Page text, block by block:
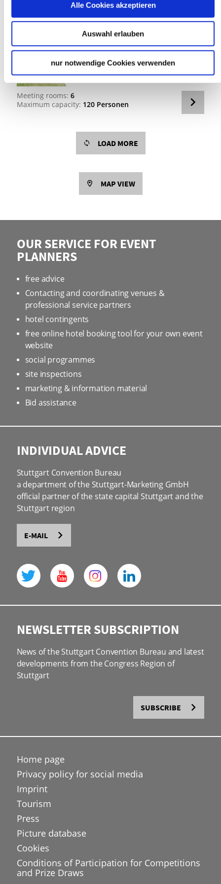
Alle Cookies akzeptieren
Auswahl erlauben
nur notwendige Cookies verwenden
Maximum capacity:45 Personen
LANDE­SAKADEMIE FÜR JU­GEND­B­
ILDUNG
Malersbuckel 8, 71263 Weil der Stadt
Meeting rooms: 6
Maximum capacity: 120 Personen
LOAD MORE
MAP VIEW
OUR SERVICE FOR EVENT
PLANNERS
free advice
Contacting and coordinating venues &
professional service partners
hotel contingents
free online hotel booking tool for your own event
website
social programmes
site inspections
marketing & information material
Bid assistance
INDIVIDUAL ADVICE
Stuttgart Convention Bureau
a department of the Stuttgart-Marketing GmbH
official partner of the state capital Stuttgart and the
Stuttgart region
E-MAIL
NEWSLETTER SUBSCRIPTION
News of the Stuttgart Convention Bureau and latest
developments from the Congress Region of
Stuttgart
SUBSCRIBE
Home page
Privacy policy for social media
Imprint
Tourism
Press
Picture database
Cookies
Conditions of Participation for Competitions
and Prize Draws